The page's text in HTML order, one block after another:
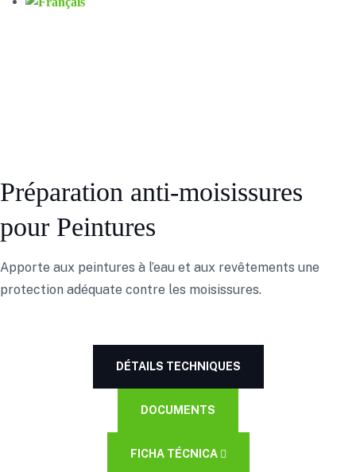
Préparation anti-moisissures
pour Peintures
Apporte aux peintures à l’eau et aux revêtements une
protection adéquate contre les moisissures.
DÉTAILS TECHNIQUES
DOCUMENTS
FICHA TÉCNICA